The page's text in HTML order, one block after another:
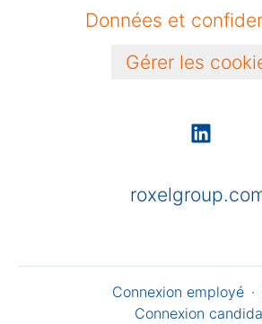
Données et
Gérer les
Connexion employé ·
Connexion